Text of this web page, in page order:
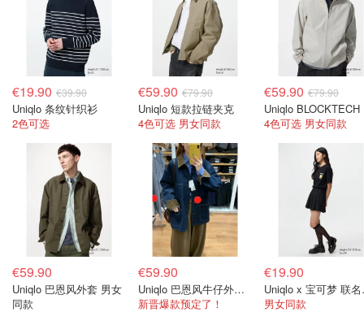
€19.90 €39.90
Uniqlo 条纹针织衫
2色可选
€59.90 €79.90
Uniqlo 短款拉链夹克
4色可选 男女同款
€59.90 €79.90
4色可选 男女同款
€59.90
Uniqlo 巴恩风外套 男女
同款
€59.90
Uniqlo 巴恩风牛仔外套 男女同款
新晋爆款预定了！
€19.90
男女同款